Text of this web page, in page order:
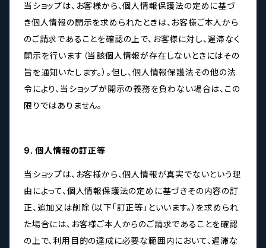
当ショップは、お客様から、個人情報保護法の定めに基づ
き個人情報の開示を求められたときは、お客様ご本人から
のご請求であることを確認の上で、お客様に対し、遅滞なく
開示を行います（当該個人情報が存在しないときにはその
旨を通知いたします。）。但し、個人情報保護法その他の法
令により、当ショップが開示の義務を負わない場合は、この
限りではありません。
9. 個人情報の訂正等
当ショップは、お客様から、個人情報が真実でないという理
由によって、個人情報保護法の定めに基づきその内容の訂
正、追加又は削除（以下「訂正等」といいます。）を求められ
た場合には、お客様ご本人からのご請求であることを確認
の上で、利用目的の達成に必要な範囲内において、遅滞な